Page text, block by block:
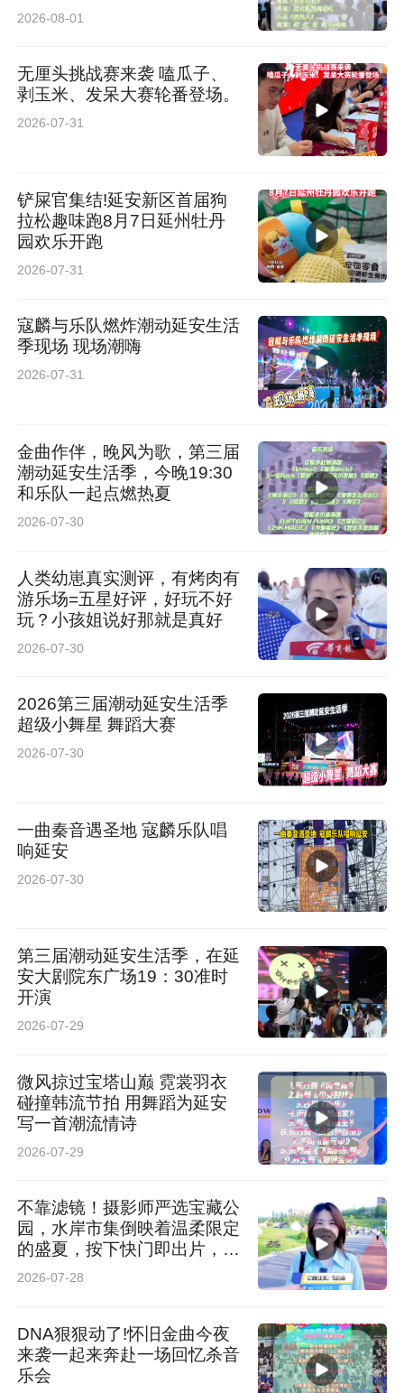
2026-08-01
无厘头挑战赛来袭 嗑瓜子、
剥玉米、发呆大赛轮番登场。
2026-07-31
铲屎官集结!延安新区首届狗
拉松趣味跑8月7日延州牡丹
园欢乐开跑
2026-07-31
寇麟与乐队燃炸潮动延安生活
季现场 现场潮嗨
2026-07-31
金曲作伴，晚风为歌，第三届
潮动延安生活季，今晚19:30
和乐队一起点燃热夏
2026-07-30
人类幼崽真实测评，有烤肉有
游乐场=五星好评，好玩不好
玩？小孩姐说好那就是真好
2026-07-30
2026第三届潮动延安生活季
超级小舞星 舞蹈大赛
2026-07-30
一曲秦音遇圣地 寇麟乐队唱
响延安
2026-07-30
第三届潮动延安生活季，在延
安大剧院东广场19：30准时
开演
2026-07-29
微风掠过宝塔山巅 霓裳羽衣
碰撞韩流节拍 用舞蹈为延安
写一首潮流情诗
2026-07-29
不靠滤镜！摄影师严选宝藏公
园，水岸市集倒映着温柔限定
的盛夏，按下快门即出片，原
图直出都封神
2026-07-28
DNA狠狠动了!怀旧金曲今夜
来袭一起来奔赴一场回忆杀音
乐会